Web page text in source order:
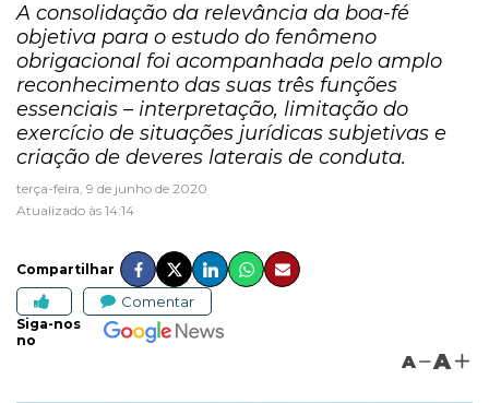
A consolidação da relevância da boa-fé
objetiva para o estudo do fenômeno
obrigacional foi acompanhada pelo amplo
reconhecimento das suas três funções
essenciais – interpretação, limitação do
exercício de situações jurídicas subjetivas e
criação de deveres laterais de conduta.
terça-feira, 9 de junho de 2020
Atualizado às 14:14
Compartilhar
Comentar
Siga-nos
no
A A